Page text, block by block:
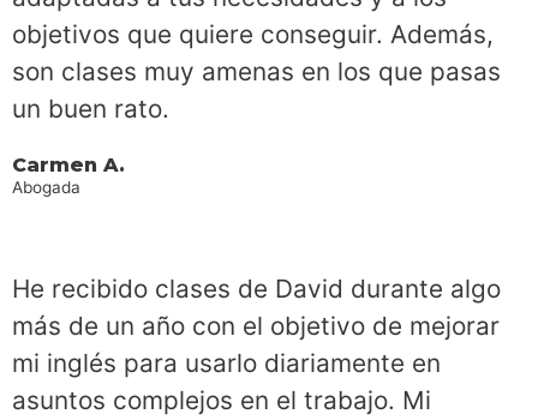
objetivos que quiere conseguir. Además,
son clases muy amenas en los que pasas
un buen rato.
Carmen A.
Abogada
He recibido clases de David durante algo
más de un año con el objetivo de mejorar
mi inglés para usarlo diariamente en
asuntos complejos en el trabajo. Mi